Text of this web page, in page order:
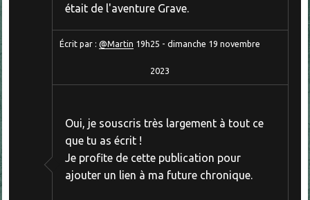
était de l'aventure Grave.
Écrit par : @Martin 19h25 - dimanche 19 novembre
2023
Oui, je souscris très largement à tout ce
que tu as écrit !
Je profite de cette publication pour
ajouter un lien à ma future chronique.